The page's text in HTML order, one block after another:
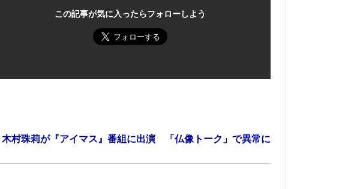
この記事が気に入ったらフォローしよう
木村珠莉が『アイマス』番組に出演 「仏像トーク」で異常に